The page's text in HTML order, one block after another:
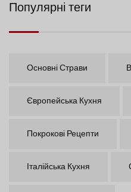
Популярні теги
Основні Страви
Європейська Кухня
Покрокові Рецепти
Італійська Кухня